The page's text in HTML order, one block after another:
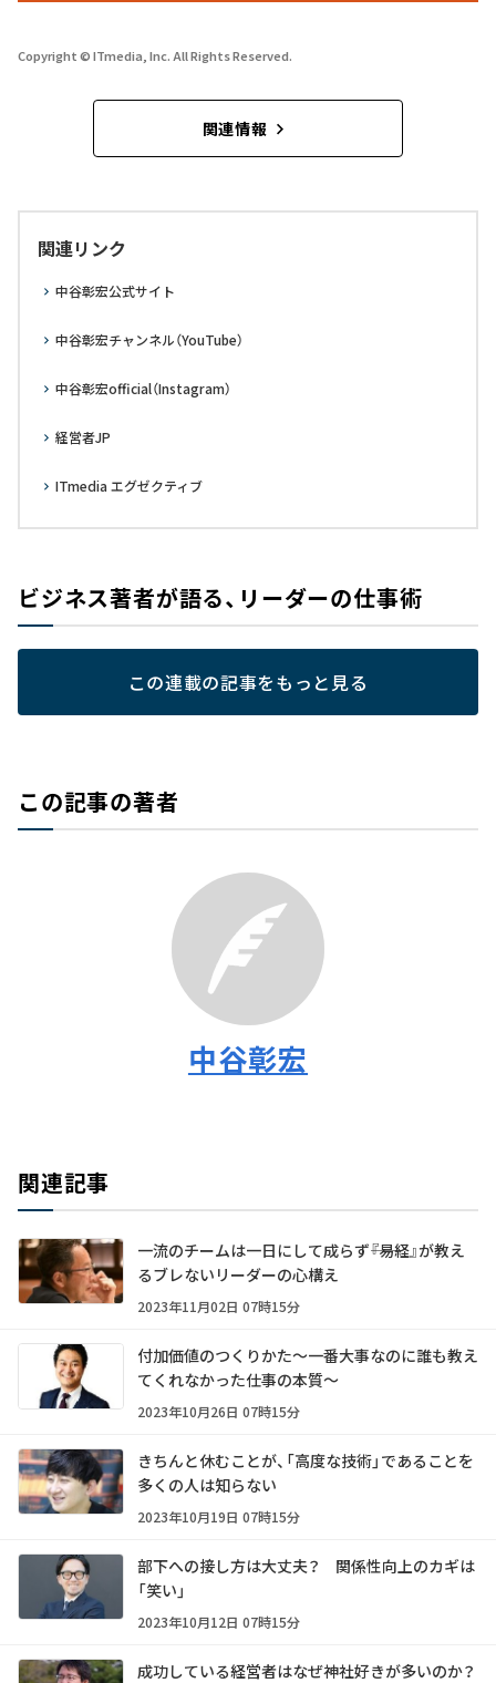
Copyright © ITmedia, Inc. All Rights Reserved.
関連情報
関連リンク
中谷彰宏公式サイト
中谷彰宏チャンネル（YouTube）
中谷彰宏official（Instagram）
経営者JP
ITmedia エグゼクティブ
ビジネス著者が語る、リーダーの仕事術
この連載の記事をもっと見る
この記事の著者
中谷彰宏
関連記事
一流のチームは一日にして成らず――『易経』が教え
るブレないリーダーの心構え
2023年11月02日 07時15分
付加価値のつくりかた～一番大事なのに誰も教え
てくれなかった仕事の本質～
2023年10月26日 07時15分
きちんと休むことが、「高度な技術」であることを
多くの人は知らない
2023年10月19日 07時15分
部下への接し方は大丈夫？ 関係性向上のカギは
「笑い」
2023年10月12日 07時15分
成功している経営者はなぜ神社好きが多いのか？